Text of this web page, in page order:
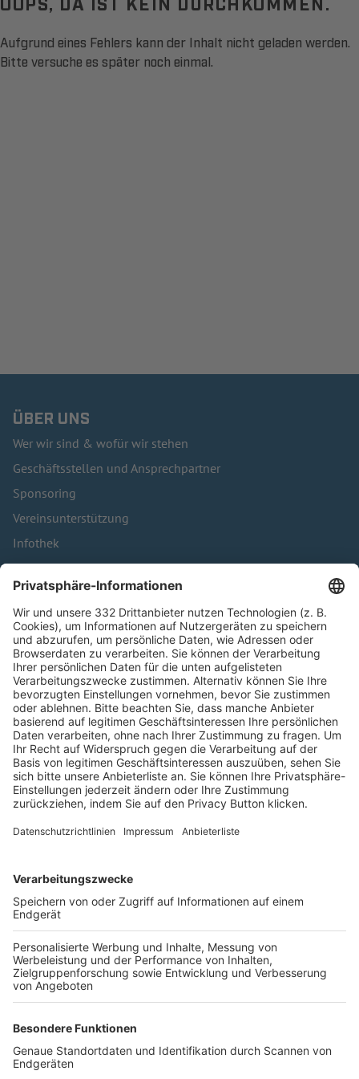
Aufgrund eines Fehlers kann der Inhalt nicht geladen werden.
Bitte versuche es später noch einmal.
ÜBER UNS
Wer wir sind & wofür wir stehen
Geschäftsstellen und Ansprechpartner
Sponsoring
Vereinsunterstützung
Infothek
Kontakt
HÄUFIG BESUCHTE SEITEN
Pässe und Vereinswechsel
Trainerausbildung
Schulungsangebot Vereinsmitarbeiter
BFV-Geschäftsstellen
Trainerbörse
Login SpielPlus
FOLGE DEM BFV
TOP-VEREINE
TOP-PARTNER